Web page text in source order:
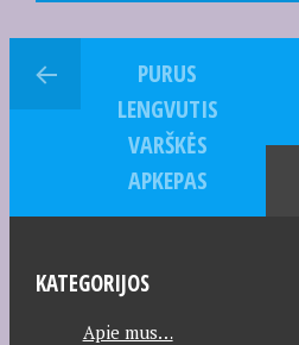
PURUS
LENGVUTIS
VARŠKĖS
APKEPAS
KATEGORIJOS
Apie mus…